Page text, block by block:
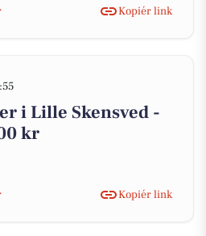
Kopiér link
i Lille Skensved -
kr
Kopiér link